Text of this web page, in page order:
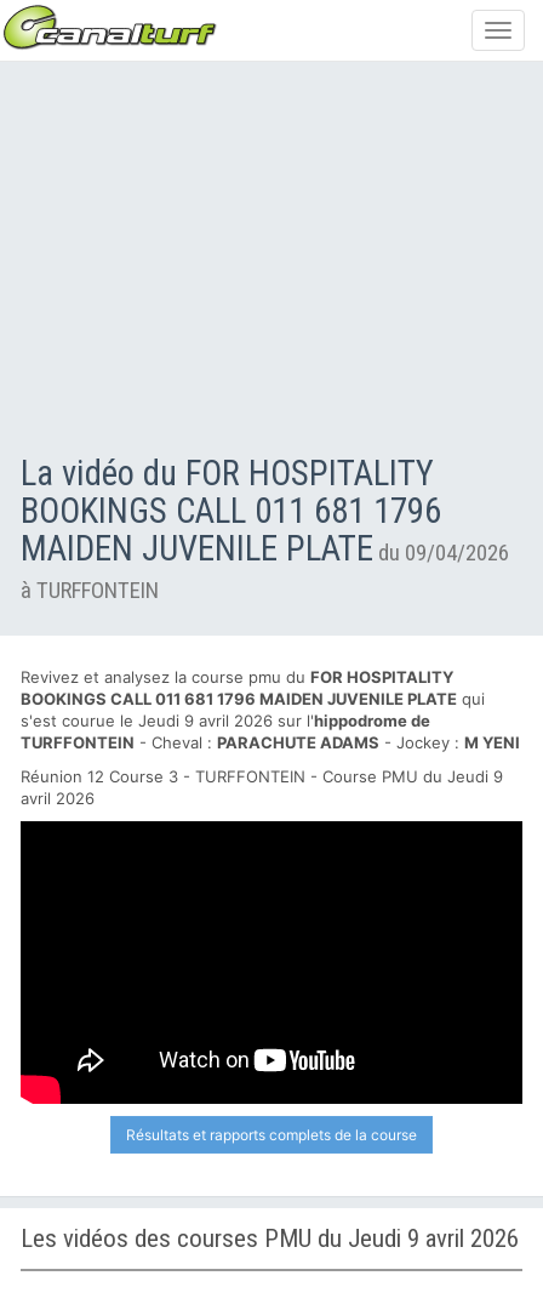
La vidéo du FOR HOSPITALITY
BOOKINGS CALL 011 681 1796
MAIDEN JUVENILE PLATE du 09/04/2026
à TURFFONTEIN
Revivez et analysez la course pmu du FOR HOSPITALITY
BOOKINGS CALL 011 681 1796 MAIDEN JUVENILE PLATE qui
s'est courue le Jeudi 9 avril 2026 sur l'hippodrome de
TURFFONTEIN - Cheval : PARACHUTE ADAMS - Jockey : M YENI
Réunion 12 Course 3 - TURFFONTEIN - Course PMU du Jeudi 9
avril 2026
Résultats et rapports complets de la course
Les vidéos des courses PMU du Jeudi 9 avril 2026